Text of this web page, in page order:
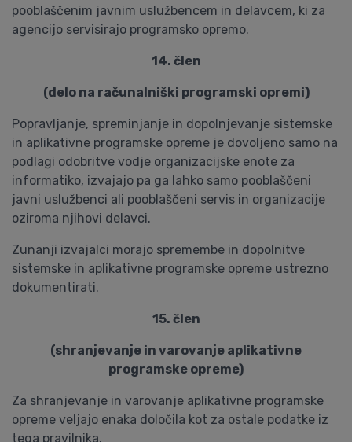
pooblaščenim javnim uslužbencem in delavcem, ki za
agencijo servisirajo programsko opremo.
14. člen
(delo na računalniški programski opremi)
Popravljanje, spreminjanje in dopolnjevanje sistemske
in aplikativne programske opreme je dovoljeno samo na
podlagi odobritve vodje organizacijske enote za
informatiko, izvajajo pa ga lahko samo pooblaščeni
javni uslužbenci ali pooblaščeni servis in organizacije
oziroma njihovi delavci.
Zunanji izvajalci morajo spremembe in dopolnitve
sistemske in aplikativne programske opreme ustrezno
dokumentirati.
15. člen
(shranjevanje in varovanje aplikativne
programske opreme)
Za shranjevanje in varovanje aplikativne programske
opreme veljajo enaka določila kot za ostale podatke iz
tega pravilnika.